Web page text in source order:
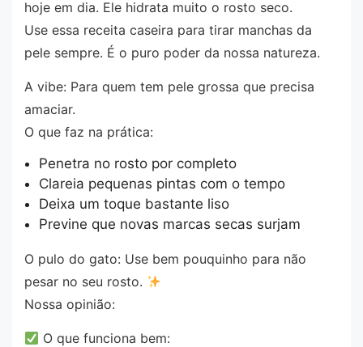
hoje em dia. Ele hidrata muito o rosto seco.
Use essa receita caseira para tirar manchas da
pele sempre. É o puro poder da nossa natureza.
A vibe: Para quem tem pele grossa que precisa
amaciar.
O que faz na prática:
Penetra no rosto por completo
Clareia pequenas pintas com o tempo
Deixa um toque bastante liso
Previne que novas marcas secas surjam
O pulo do gato: Use bem pouquinho para não
pesar no seu rosto.
Nossa opinião:
O que funciona bem: